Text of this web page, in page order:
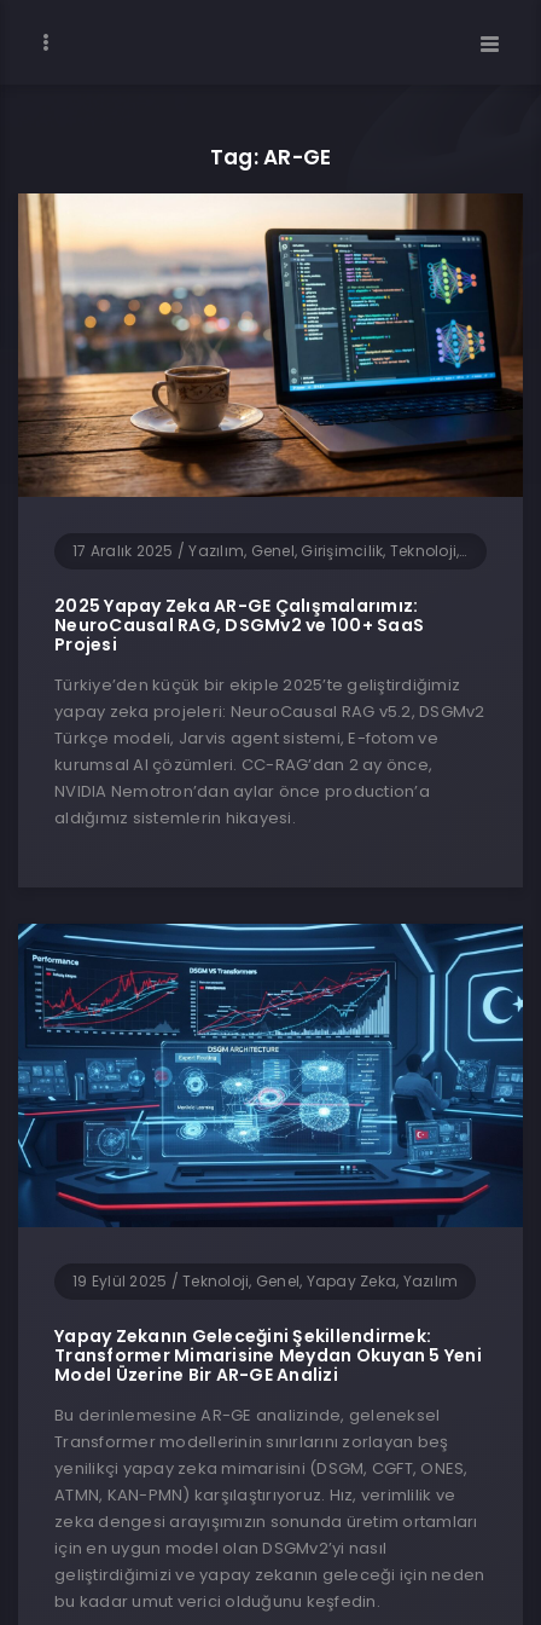
Tag: AR-GE
17 Aralık 2025 /Yazılım, Genel, Girişimcilik, Teknoloji, Yapay Zeka
2025 Yapay Zeka AR-GE Çalışmalarımız:
NeuroCausal RAG, DSGMv2 ve 100+ SaaS
Projesi
Türkiye’den küçük bir ekiple 2025’te geliştirdiğimiz
yapay zeka projeleri: NeuroCausal RAG v5.2, DSGMv2
Türkçe modeli, Jarvis agent sistemi, E-fotom ve
kurumsal AI çözümleri. CC-RAG’dan 2 ay önce,
NVIDIA Nemotron’dan aylar önce production’a
aldığımız sistemlerin hikayesi.
19 Eylül 2025 / Teknoloji, Genel, Yapay Zeka, Yazılım
Yapay Zekanın Geleceğini Şekillendirmek:
Transformer Mimarisine Meydan Okuyan 5 Yeni
Model Üzerine Bir AR-GE Analizi
Bu derinlemesine AR-GE analizinde, geleneksel
Transformer modellerinin sınırlarını zorlayan beş
yenilikçi yapay zeka mimarisini (DSGM, CGFT, ONES,
ATMN, KAN-PMN) karşılaştırıyoruz. Hız, verimlilik ve
zeka dengesi arayışımızın sonunda üretim ortamları
için en uygun model olan DSGMv2’yi nasıl
geliştirdiğimizi ve yapay zekanın geleceği için neden
bu kadar umut verici olduğunu keşfedin.